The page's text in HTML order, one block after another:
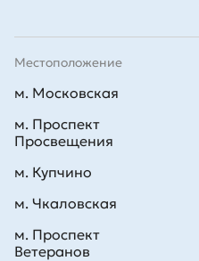
Местоположение
м. Московская
м. Проспект
Просвещения
м. Купчино
м. Чкаловская
м. Проспект
Ветеранов